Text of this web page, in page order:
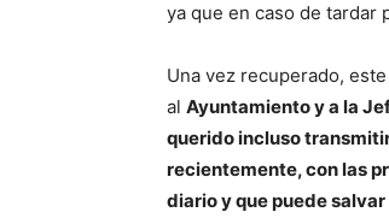
ya que en caso de tardar
Una vez recuperado,
al Ayuntamiento y a la
querido incluso
recientemente, con las
diario y que puede